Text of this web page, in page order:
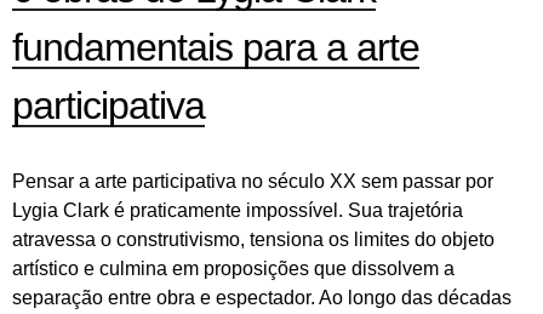
fundamentais para a arte
participativa
Pensar a arte participativa no século XX sem passar por
Lygia Clark é praticamente impossível. Sua trajetória
atravessa o construtivismo, tensiona os limites do objeto
artístico e culmina em proposições que dissolvem a
separação entre obra e espectador. Ao longo das décadas